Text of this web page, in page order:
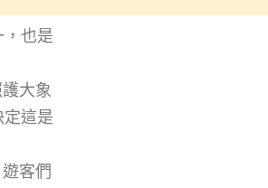
， 也是
大象
定這是
客們